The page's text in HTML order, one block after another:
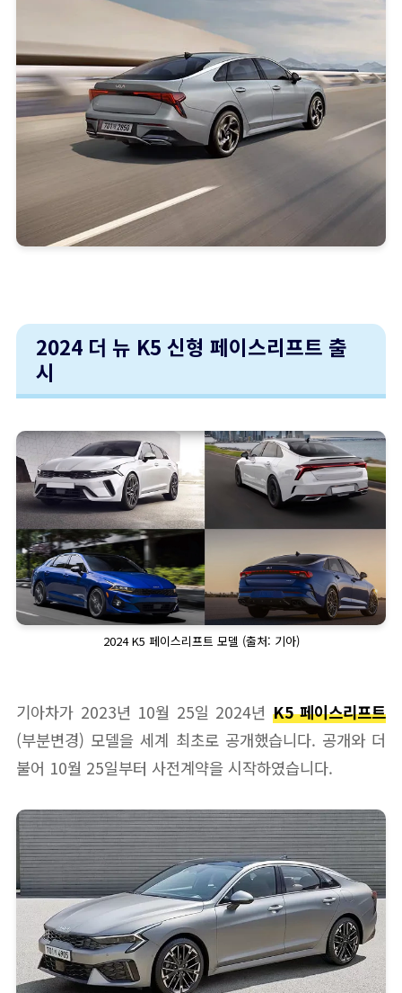
2024 더 뉴 K5 신형 페이스리프트 출
시
2024 K5 페이스리프트 모델 (출처: 기아)
기아차가 2023년 10월 25일 2024년 K5 페이스리프트
(부분변경) 모델을 세계 최초로 공개했습니다. 공개와 더
불어 10월 25일부터 사전계약을 시작하였습니다.